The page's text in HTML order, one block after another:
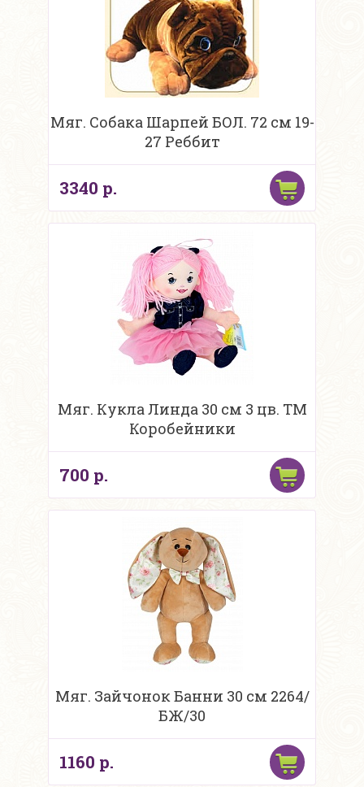
Мяг. Собака Шарпей БОЛ. 72 см 19-
27 Реббит
3340 р.
Мяг. Кукла Линда 30 см 3 цв. ТМ
Коробейники
700 р.
Мяг. Зайчонок Банни 30 см 2264/
БЖ/30
1160 р.